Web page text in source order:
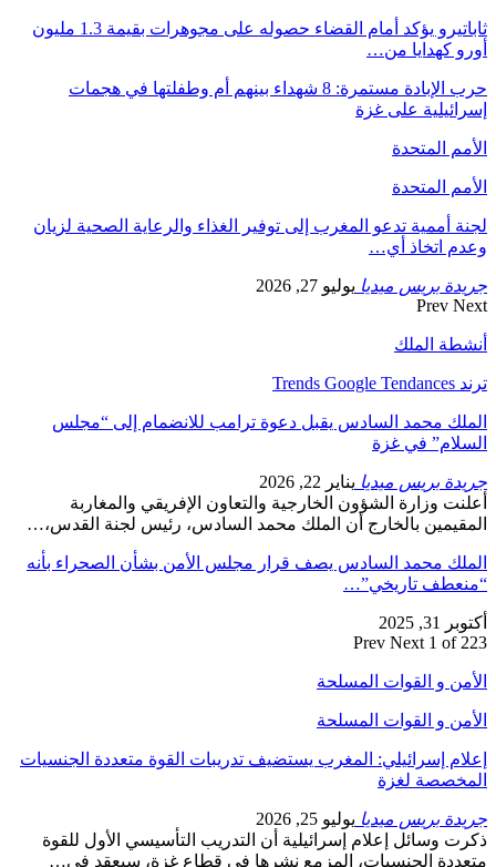
ثاباتيرو يؤكد أمام القضاء حصوله على مجوهرات بقيمة 1.3 مليون
أورو كهدايا من…
حرب الإبادة مستمرة: 8 شهداء بينهم أم وطفلتها في هجمات
إسرائيلية على غزة
الأمم المتحدة
الأمم المتحدة
لجنة أممية تدعو المغرب إلى توفير الغذاء والرعاية الصحية لزيان
وعدم اتخاذ أي…
جريدة بريس ميديا يوليو 27, 2026
Prev Next
أنشطة الملك
ترند Trends Google Tendances
الملك محمد السادس يقبل دعوة ترامب للانضمام إلى “مجلس
السلام” في غزة
جريدة بريس ميديا يناير 22, 2026
أعلنت وزارة الشؤون الخارجية والتعاون الإفريقي والمغاربة
المقيمين بالخارج أن الملك محمد السادس، رئيس لجنة القدس،…
الملك محمد السادس يصف قرار مجلس الأمن بشأن الصحراء بأنه
“منعطف تاريخي”…
أكتوبر 31, 2025
Prev Next 1 of 223
الأمن و القوات المسلحة
الأمن و القوات المسلحة
إعلام إسرائيلي: المغرب يستضيف تدريبات القوة متعددة الجنسيات
المخصصة لغزة
جريدة بريس ميديا يوليو 25, 2026
ذكرت وسائل إعلام إسرائيلية أن التدريب التأسيسي الأول للقوة
متعددة الجنسيات، المزمع نشرها في قطاع غزة، سيعقد في…